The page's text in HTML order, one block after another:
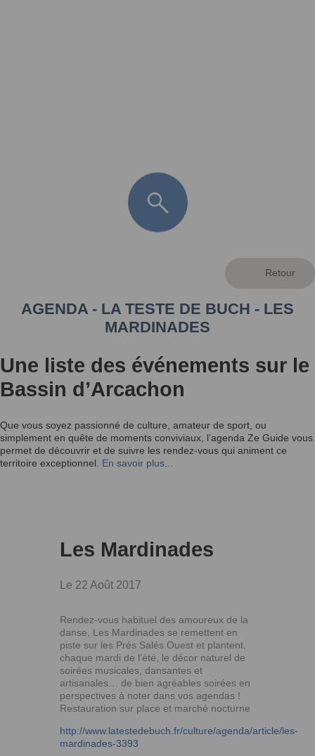
AGENDA - LA TESTE DE BUCH - LES
MARDINADES
Une liste des événements sur le
Bassin d’Arcachon
Que vous soyez passionné de culture, amateur de sport, ou
simplement en quête de moments conviviaux, l’agenda Ze Guide vous
permet de découvrir et de suivre les rendez-vous qui animent ce
territoire exceptionnel. En savoir plus...
Les Mardinades
Le 22 Août 2017
Rendez-vous habituel des amoureux de la
danse, Les Mardinades se remettent en
piste sur les Prés Salés Ouest et plantent,
chaque mardi de l’été, le décor naturel de
soirées musicales, dansantes et
artisanales… de bien agréables soirées en
perspectives à noter dans vos agendas !
Restauration sur place et marché nocturne
http://www.latestedebuch.fr/culture/agenda/article/les-
mardinades-3393